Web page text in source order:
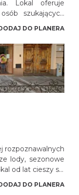
Lokal oferuje
szukających
miejsce na
obiad lub
DO PLANERA
rozpoznawalnych
lody, sezonowe
od lat cieszy się
odwiedzających
DO PLANERA